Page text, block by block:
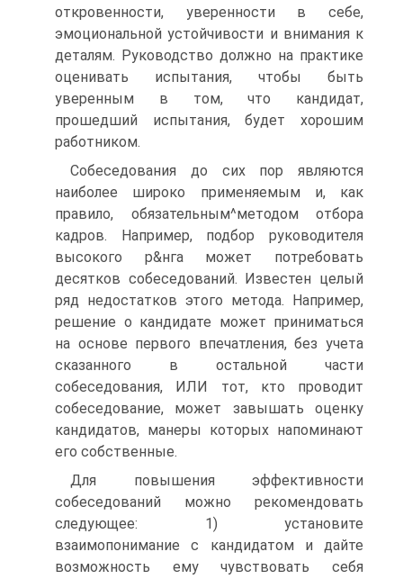
откровенности, уверенности в себе,
эмоциональной устойчивости и внимания к
деталям. Руководство должно на практике
оценивать испытания, чтобы быть
уверенным в том, что кандидат,
прошедший испытания, будет хорошим
работником.
Собеседования до сих пор являются
наиболее широко применяемым и, как
правило, обязательным^методом отбора
кадров. Например, подбор руководителя
высокого р&нга может потребовать
десятков собеседований. Известен целый
ряд недостатков этого метода. Например,
решение о кандидате может приниматься
на основе первого впечатления, без учета
сказанного в остальной части
собеседования, ИЛИ тот, кто проводит
собеседование, может завышать оценку
кандидатов, манеры которых напоминают
его собственные.
Для повышения эффективности
собеседований можно рекомендовать
следующее: 1) установите
взаимопонимание с кандидатом и дайте
возможность ему чувствовать себя